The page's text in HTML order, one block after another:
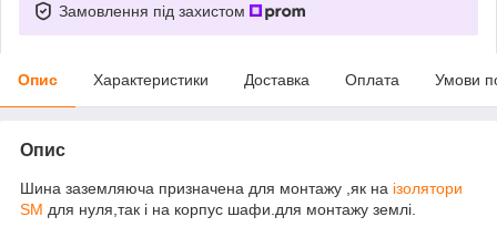
Замовлення під захистом
Опис Характеристики Доставка Оплата Умови
Опис
Шина заземляюча призначена для монтажу ,як на ізолятори
SM для нуля,так і на корпус шафи.для монтажу землі.